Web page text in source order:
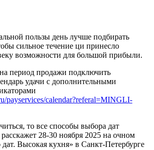
пользы день лучше подбирать
сильное течение ци принесло
возможности для большой прибыли.
период продажи подключить
удачи с дополнительными
payservices/calendar?referal=MINGLI-
то все способы выбора дат
28-30 ноября 2025 на очном
Высокая кухня» в Санкт-Петербурге